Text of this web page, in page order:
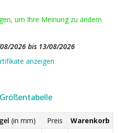
um Ihre Meinung zu ändern
2026 bis 13/08/2026
anzeigen
Größentabelle
(in mm) Preis Warenkorb